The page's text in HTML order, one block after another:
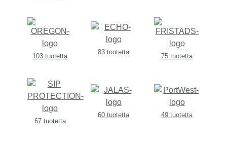
103 tuotetta
83 tuotetta
75 tuotetta
67 tuotetta
60 tuotetta 49 tuotetta